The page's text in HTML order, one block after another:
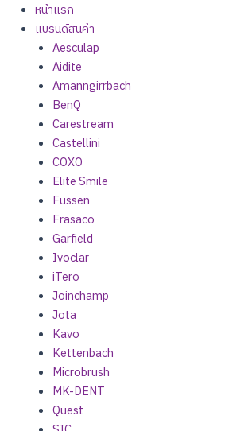
หน้าแรก
แบรนด์สินค้า
Aesculap
Aidite
Amanngirrbach
BenQ
Carestream
Castellini
COXO
Elite Smile
Fussen
Frasaco
Garfield
Ivoclar
iTero
Joinchamp
Jota
Kavo
Kettenbach
Microbrush
MK-DENT
Quest